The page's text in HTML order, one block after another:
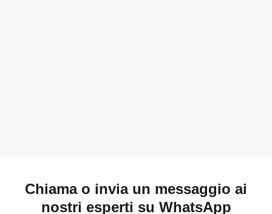
Chiama o invia un messaggio ai
nostri esperti su WhatsApp